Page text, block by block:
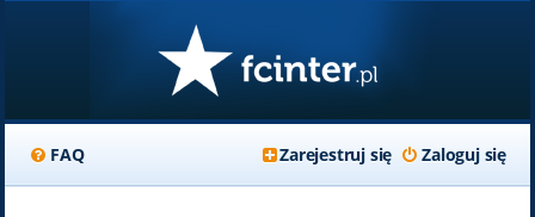
FAQ Zaloguj się
Zarejestruj się